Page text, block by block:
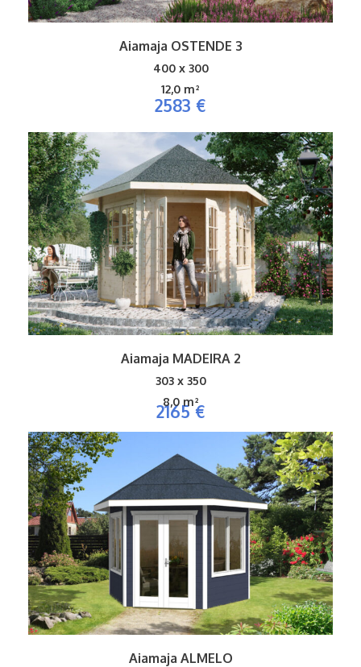
Aiamaja OSTENDE 3
400 x 300
12,0 m²
2583 €
Aiamaja MADEIRA 2
303 x 350
8,0 m²
2165 €
Aiamaja ALMELO